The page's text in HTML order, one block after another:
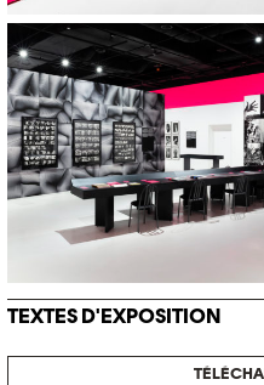
Daido Moriyama © Eloïse Genoud
/ Photo Elysée / Plateforme 10
TEXTES D'EXPOSITION